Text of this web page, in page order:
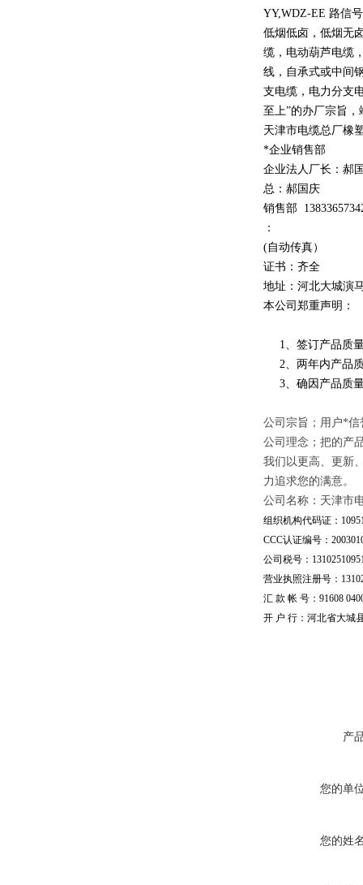
YY,WDZ-EE 路信
低烟低卤，低烟无
缆，电动葫芦电缆
线，自承式或中间
支电缆，电力分支
至上”的办厂宗旨，
天津市电缆总厂橡
*企业销售部
企业法人厂长：郝
总：郝国庆
销售部 13833
：
(自动传真）
证书：齐全
地址：河北大城演
本公司郑重声明：
1、签订产品质量
2、两年内产品质
3、确因产品质量
公司宗旨；用户*
公司理念；把的产
我们以更高、更新
力追求您的满意。
公司名称：天津市
组织机构代码证：
CCC认证编号：
公司税号：
营业执照注册号：
汇 款 帐 号：91608
开 户 行：河北省大城
产
您的单
您的姓